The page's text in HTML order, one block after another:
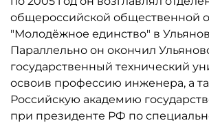
общероссийской общественной
"Молодёжное единство" в
Параллельно он окончил
государственный технический
освоив профессию инженера, а
Российскую академию
при президенте РФ по